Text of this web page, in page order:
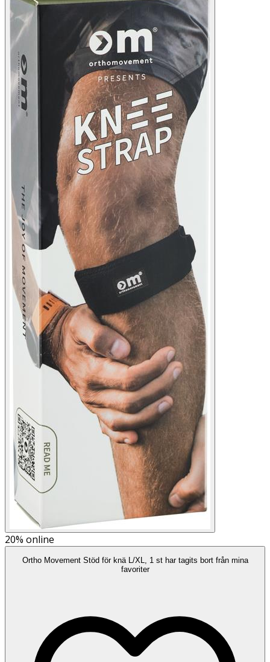
20% online
Ortho Movement Stöd för knä L/XL, 1 st har tagits bort från mina
favoriter